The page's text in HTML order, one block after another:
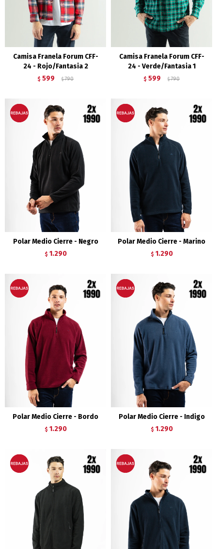
Camisa Franela Forum CFF-
24 - Rojo/Fantasia 2
$ 599 $ 790
Camisa Franela Forum CFF-
24 - Verde/Fantasia 1
$ 599 $ 790
Polar Medio Cierre - Negro
$ 1.290
Polar Medio Cierre - Marino
$ 1.290
Polar Medio Cierre - Bordo
$ 1.290
Polar Medio Cierre - Indigo
$ 1.290